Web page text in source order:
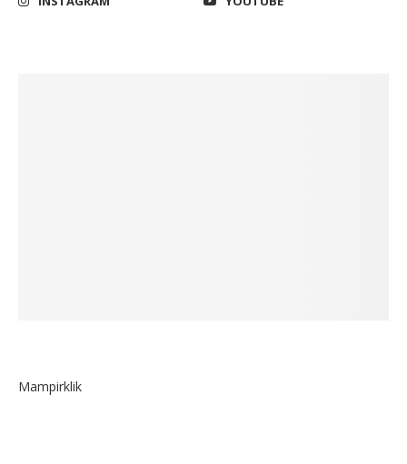
Mampirklik